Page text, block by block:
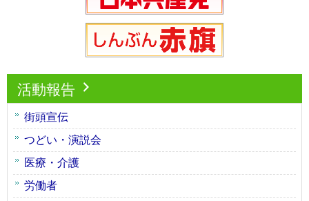
活動報告
街頭宣伝
つどい・演説会
医療・介護
労働者